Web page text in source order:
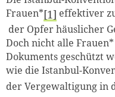
Frauen* 1 effektiver
der Opfer häuslicher
Doch nicht alle
Dokuments geschützt
wie die Istanbul-
der Vergewaltigung in